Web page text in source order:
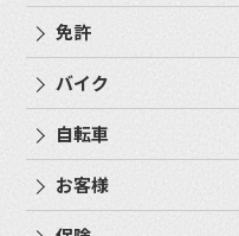
免許
バイク
自転車
お客様